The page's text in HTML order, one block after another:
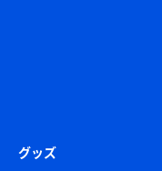
グッズ